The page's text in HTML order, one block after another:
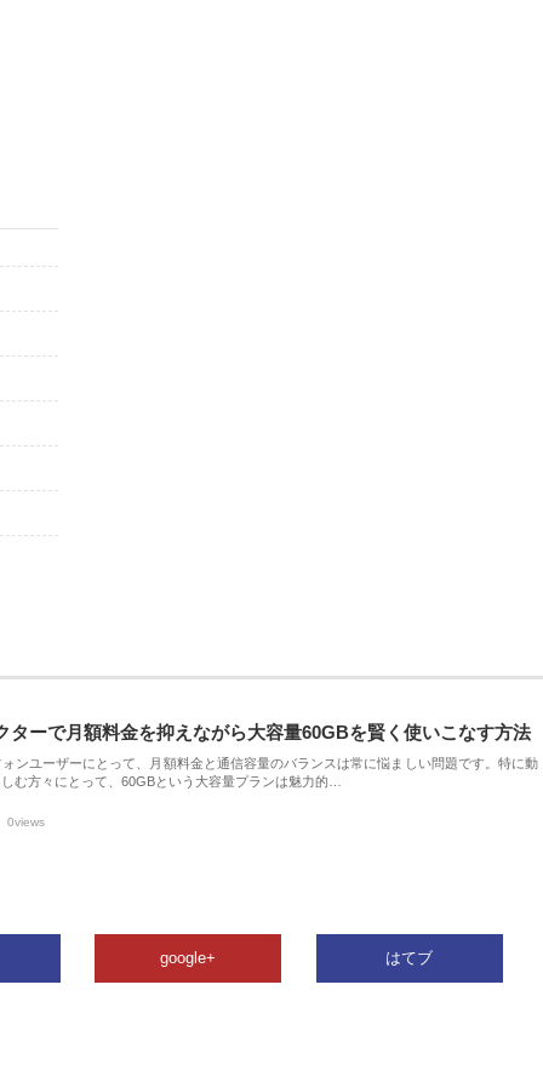
ターで月額料金を抑えながら大容量60GBを賢く使いこなす方法
ンユーザーにとって、月額料金と通信容量のバランスは常に悩ましい問題です。特に動
む方々にとって、60GBという大容量プランは魅力的…
0views
google+ はてブ